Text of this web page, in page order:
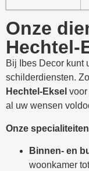
Onze
Hechtel-
Bij Ibes Decor kunt
schilderdiensten.
Hechtel-Eksel
al uw wensen
Onze
Binnen- en
woonkamer